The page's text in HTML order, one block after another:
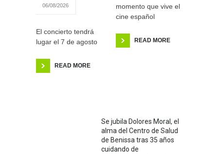
06/08/2026
El concierto tendrá
lugar el 7 de agosto
READ MORE
momento que vive el
cine español
READ MORE
Se jubila Dolores Moral, el
alma del Centro de Salud
de Benissa tras 35 años
cuidando de